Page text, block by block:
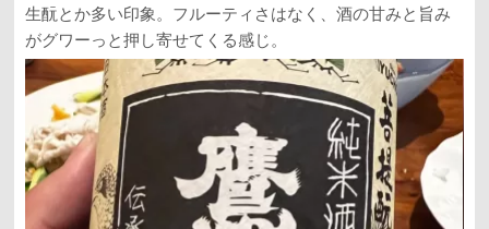
生酛とか多い印象。フルーティさはなく、酒の甘みと旨み
がグワーっと押し寄せてくる感じ。